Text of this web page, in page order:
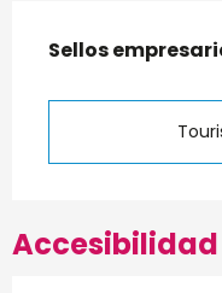
Oferta de
Sellos
Sellos
Accesibilidad